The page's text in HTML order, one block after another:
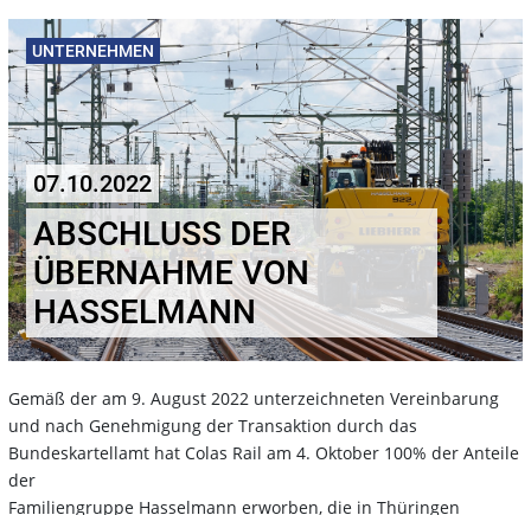
UNTERNEHMEN
07.10.2022
ABSCHLUSS DER
ÜBERNAHME VON
HASSELMANN
Gemäß der am 9. August 2022 unterzeichneten Vereinbarung
und nach Genehmigung der Transaktion durch das
Bundeskartellamt hat Colas Rail am 4. Oktober 100% der Anteile
der
Familiengruppe Hasselmann erworben, die in Thüringen